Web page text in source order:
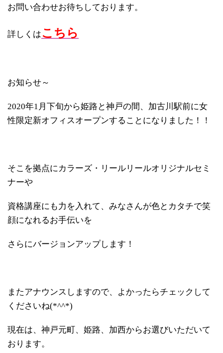
お問い合わせお待ちしております。
詳しくはこちら
お知らせ～
2020年1月下旬から姫路と神戸の間、加古川駅前に女
性限定新オフィスオープンすることになりました！！
そこを拠点にカラーズ・リールリールオリジナルセミ
ナーや
資格講座にも力を入れて、みなさんが色とカタチで笑
顔になれるお手伝いを
さらにバージョンアップします！
またアナウンスしますので、よかったらチェックして
くださいね(*^^*)
現在は、神戸元町、姫路、加西からお選びいただいて
おります。